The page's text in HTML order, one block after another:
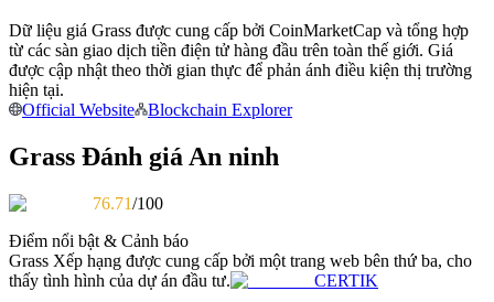
Tận hưởng chia sẻ lợi nhuận và hoa hồng giao dịch sao chép
Thông tin
Dữ liệu giá Grass được cung cấp bởi CoinMarketCap và tổng hợp
từ các sàn giao dịch tiền điện tử hàng đầu trên toàn thế giới. Giá
được cập nhật theo thời gian thực để phản ánh điều kiện thị trường
hiện tại.
Official Website
Blockchain Explorer
Grass Đánh giá An ninh
76.71/100
Điểm nổi bật & Cảnh báo
Grass Xếp hạng được cung cấp bởi một trang web bên thứ ba, cho
thấy tình hình của dự án đầu tư.
CERTIK